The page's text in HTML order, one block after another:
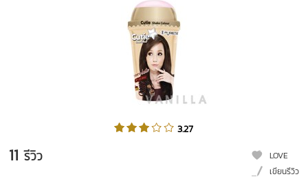
3.27
11 รีวิว
LOVE
เขียนรีวิว